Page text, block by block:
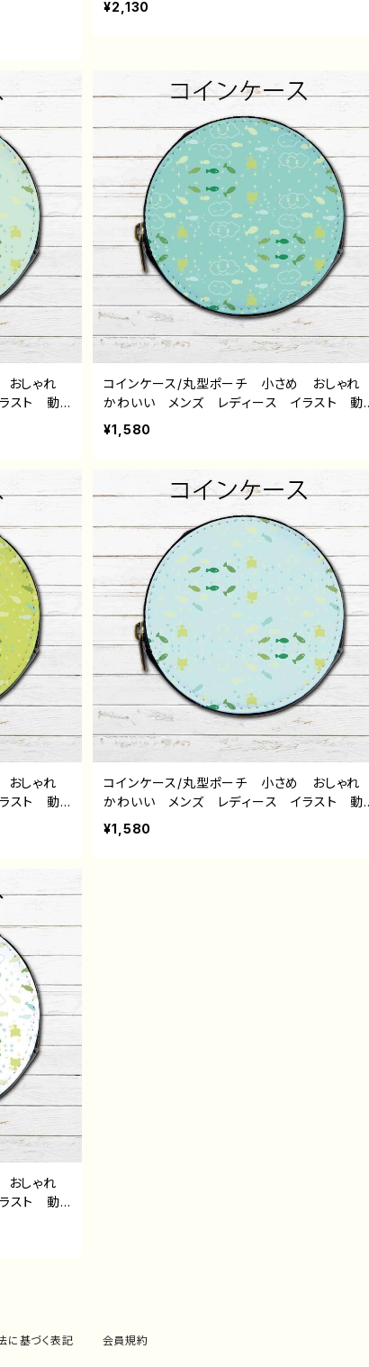
個性
イター
ーラー服 黒髪 ボブヘア ショートカット
チ おすすめ 個性的 人気 イラストレータ
ー クリエイター 絵師 オリジナル デザイ
ン グッズ タイトル：夏空と君 作：みふる
¥2,130
おしゃれ
スト 動
わ ゆる
メイクポ
ル デザ
イン8・ね
コインケース/丸型ポーチ 小さめ おしゃれ
かわいい メンズ レディース イラスト 動
物 シンプル 魚 ねこ 猫 ゆるかわ ゆる
い 可愛い 小物入れ ミニポーチ メイクポ
ター クリエイター 絵師 オリジナル デザ
イン グッズ タイトル：パターンデザイン7・ね
こくもさかな 作：水無月りい
¥1,580
おしゃれ
スト 動
わ ゆる
メイクポ
ル デザ
イン5・ね
コインケース/丸型ポーチ 小さめ おしゃれ
かわいい メンズ レディース イラスト 動
物 シンプル 魚 ねこ 猫 ゆるかわ ゆる
い 可愛い 小物入れ ミニポーチ メイクポ
¥1,580
おしゃれ
スト 動
わ ゆる
メイクポ
に基づく表記 会員規約